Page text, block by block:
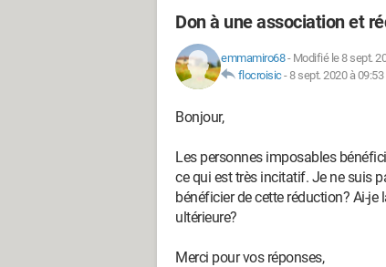
Don à une association et
emmamiro68- Modifié le 8 sept.
flocroisic-8 sept. 2020 à 09:53
Bonjour,
Les personnes imposables
ce qui est très incitatif. Je ne suis
bénéficier de cette réduction? Ai-
ultérieure?
Merci pour vos réponses,